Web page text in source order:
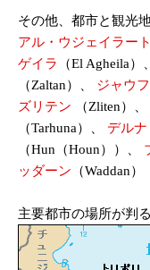
その他、都市と観光
アル・ウジェイラート
ゲイラ
（El Agheila）
（Zaltan）、 ジャウフ
ズリテン （Zliten）、
（Tarhuna）、 デルナ
（Hun（Houn））、
ッダーン （Waddan）
主要都市の場所が判